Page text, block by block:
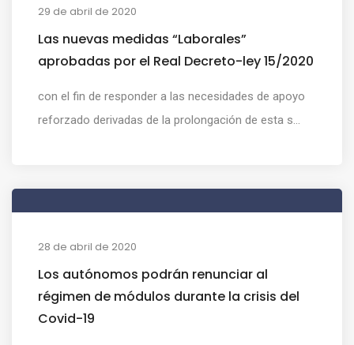
29 de abril de 2020
Las nuevas medidas “Laborales”
aprobadas por el Real Decreto-ley 15/2020
con el fin de responder a las necesidades de apoyo
reforzado derivadas de la prolongación de esta s...
28 de abril de 2020
Los autónomos podrán renunciar al
régimen de módulos durante la crisis del
Covid-19